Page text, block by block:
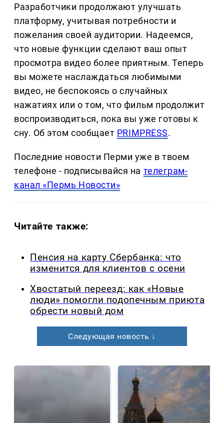
Разработчики продолжают улучшать
платформу, учитывая потребности и
пожелания своей аудитории. Надеемся,
что новые функции сделают ваш опыт
просмотра видео более приятным. Теперь
вы можете наслаждаться любимыми
видео, не беспокоясь о случайных
нажатиях или о том, что фильм продолжит
воспроизводиться, пока вы уже готовы к
сну. Об этом сообщает PRIMPRESS.
Последние новости Перми уже в твоем
телефоне - подписывайся на телеграм-
канал «Пермь Новости»
Читайте также:
Пенсия на карту Сбербанка: что
изменится для клиентов с осени
Хвостатый переезд: как «Новые
люди» помогли подопечным приюта
обрести новый дом
Следующая новость ↓